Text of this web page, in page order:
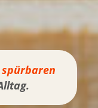
spürbaren